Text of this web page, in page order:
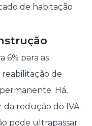
de habitação
6% para as
de
Há,
redução do IVA:
pode ultrapassar